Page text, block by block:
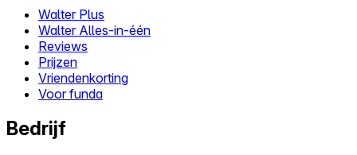
Walter Plus
Walter Alles-in-één
Reviews
Prijzen
Vriendenkorting
Voor funda
Bedrijf